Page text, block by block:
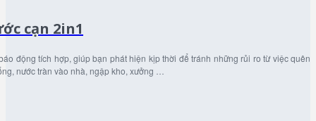
cạn 2in1
động tích hợp, giúp bạn phát hiện kịp thời để tránh những rủi ro từ việc quên
nước tràn vào nhà, ngập kho, xưởng …